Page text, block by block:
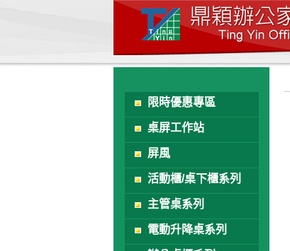
限時優惠專區
桌屏工作站
屏風
活動櫃/桌下櫃系列
主管桌系列
電動升降桌系列